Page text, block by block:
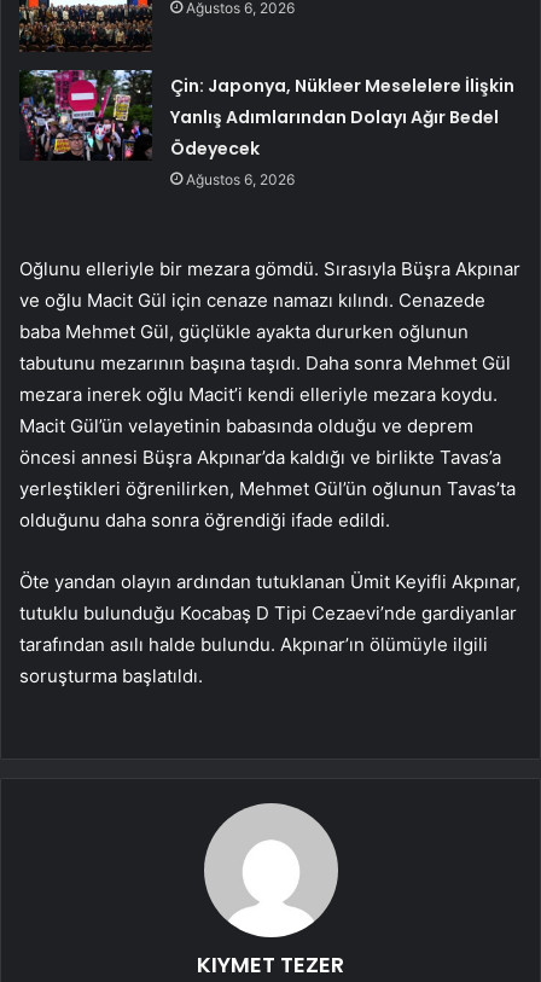
Ağustos 6, 2026
Çin: Japonya, Nükleer Meselelere İlişkin
Yanlış Adımlarından Dolayı Ağır Bedel
Ödeyecek
Ağustos 6, 2026
Oğlunu elleriyle bir mezara gömdü. Sırasıyla Büşra Akpınar
ve oğlu Macit Gül için cenaze namazı kılındı. Cenazede
baba Mehmet Gül, güçlükle ayakta dururken oğlunun
tabutunu mezarının başına taşıdı. Daha sonra Mehmet Gül
mezara inerek oğlu Macit’i kendi elleriyle mezara koydu.
Macit Gül’ün velayetinin babasında olduğu ve deprem
öncesi annesi Büşra Akpınar’da kaldığı ve birlikte Tavas’a
yerleştikleri öğrenilirken, Mehmet Gül’ün oğlunun Tavas’ta
olduğunu daha sonra öğrendiği ifade edildi.
Öte yandan olayın ardından tutuklanan Ümit Keyifli Akpınar,
tutuklu bulunduğu Kocabaş D Tipi Cezaevi’nde gardiyanlar
tarafından asılı halde bulundu. Akpınar’ın ölümüyle ilgili
soruşturma başlatıldı.
KIYMET TEZER